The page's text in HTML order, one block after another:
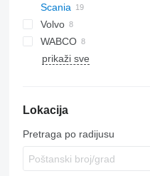
XG
Lion's series
TGA
TGL
TGX
Actros
Atego
Axor
Econic
Scania
R-series
R410
R440
Volvo
FH
FM
WABCO
prikaži sve
Lokacija
Pretraga po radijusu